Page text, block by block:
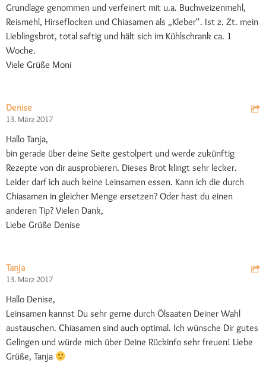
Grundlage genommen und verfeinert mit u.a. Buchweizenmehl,
Reismehl, Hirseflocken und Chiasamen als „Kleber“. Ist z. Zt. mein
Lieblingsbrot, total saftig und hält sich im Kühlschrank ca. 1
Woche.
Viele Grüße Moni
Denise
13. März 2017
Hallo Tanja,
bin gerade über deine Seite gestolpert und werde zukünftig
Rezepte von dir ausprobieren. Dieses Brot klingt sehr lecker.
Leider darf ich auch keine Leinsamen essen. Kann ich die durch
Chiasamen in gleicher Menge ersetzen? Oder hast du einen
anderen Tip? Vielen Dank,
Liebe Grüße Denise
Tanja
13. März 2017
Hallo Denise,
Leinsamen kannst Du sehr gerne durch Ölsaaten Deiner Wahl
austauschen. Chiasamen sind auch optimal. Ich wünsche Dir gutes
Gelingen und würde mich über Deine Rückinfo sehr freuen! Liebe
Grüße, Tanja